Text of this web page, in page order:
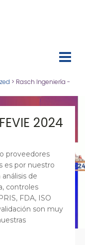
> Rasch Ingeniería -
2024
proveedores
es por nuestro
de
controles
FDA, ISO
son muy